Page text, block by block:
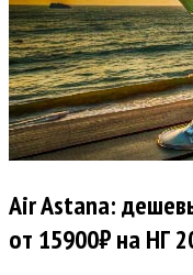
Air Astana:
от 15900₽ на НГ